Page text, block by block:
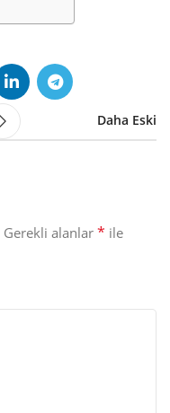
Daha Eski
Gerekli alanlar * ile